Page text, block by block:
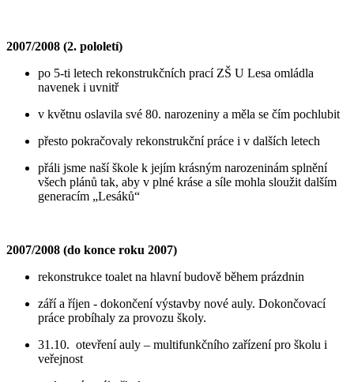
2007/2008 (2. pololetí)
po 5-ti letech rekonstrukčních prací ZŠ U Lesa omládla
navenek i uvnitř
v květnu oslavila své 80. narozeniny a měla se čím pochlubit
přesto pokračovaly rekonstrukční práce i v dalších letech
přáli jsme naší škole k jejím krásným narozeninám splnění
všech plánů tak, aby v plné kráse a síle mohla sloužit dalším
generacím „Lesáků“
2007/2008 (do konce roku 2007)
rekonstrukce toalet na hlavní budově během prázdnin
září a říjen - dokončení výstavby nové auly. Dokončovací
práce probíhaly za provozu školy.
31.10. otevření auly – multifunkčního zařízení pro školu i
veřejnost